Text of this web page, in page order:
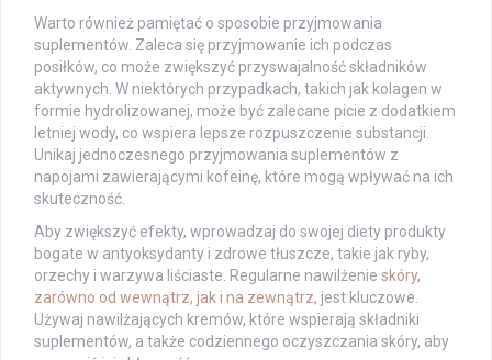
Warto również pamiętać o sposobie przyjmowania
suplementów. Zaleca się przyjmowanie ich podczas
posiłków, co może zwiększyć przyswajalność składników
aktywnych. W niektórych przypadkach, takich jak kolagen w
formie hydrolizowanej, może być zalecane picie z dodatkiem
letniej wody, co wspiera lepsze rozpuszczenie substancji.
Unikaj jednoczesnego przyjmowania suplementów z
napojami zawierającymi kofeinę, które mogą wpływać na ich
skuteczność.
Aby zwiększyć efekty, wprowadzaj do swojej diety produkty
bogate w antyoksydanty i zdrowe tłuszcze, takie jak ryby,
orzechy i warzywa liściaste. Regularne nawilżenie skóry,
zarówno od wewnątrz, jak i na zewnątrz, jest kluczowe.
Używaj nawilżających kremów, które wspierają składniki
suplementów, a także codziennego oczyszczania skóry, aby